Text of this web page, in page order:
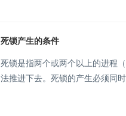
死锁产生的条件
死锁是指两个或两个以上的进程
法推进下去。死锁的产生必须同